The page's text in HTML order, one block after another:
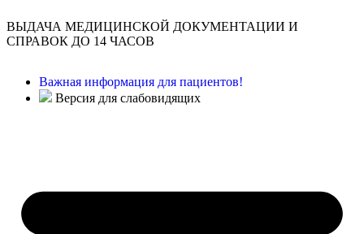
ВЫДАЧА МЕДИЦИНСКОЙ ДОКУМЕНТАЦИИ И
СПРАВОК ДО 14 ЧАСОВ
Важная информация для пациентов!
Версия для слабовидящих